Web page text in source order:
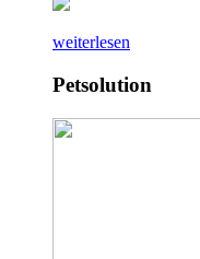
weiterlesen
Petsolution